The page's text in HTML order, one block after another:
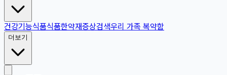
건강기능식품식품한약재증상검색우리 가족 복약함
더보기